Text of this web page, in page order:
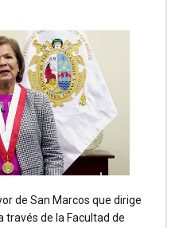
de San Marcos que dirige
través de la Facultad de